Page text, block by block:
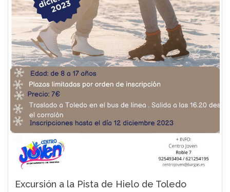
Excursión a la Pista de Hielo de Toledo